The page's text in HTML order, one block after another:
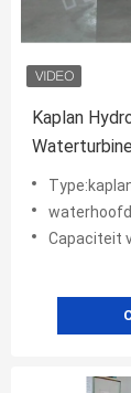
Kaplan
25m en
Capaciteit van